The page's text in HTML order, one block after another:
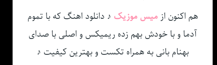
هم اکنون ازمیس موزیک ♪ دانلود اهنگ که با تموم
آدما و با خودش بهم زده ریمیکس و اصلی با صدای
بهنام بانی به همراه تکست و بهترین کیفیت ♪